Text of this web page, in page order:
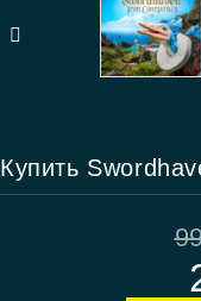
Купить